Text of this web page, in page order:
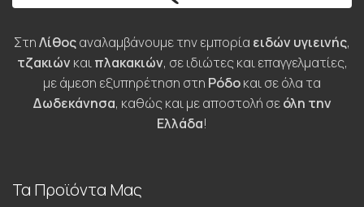
ΣτηΛίθοςαναλαμβάνουμε την εμπορία ειδών υγιεινής,
τζακιών καιπλακακιών, σε ιδιώτες και επαγγελματίες,
με άμεση εξυπηρέτηση στη Ρόδοκαι σε όλα τα
Δωδεκάνησα, καθώς και με αποστολή σεόλη την
Ελλάδα!
Τα Προϊόντα Μας